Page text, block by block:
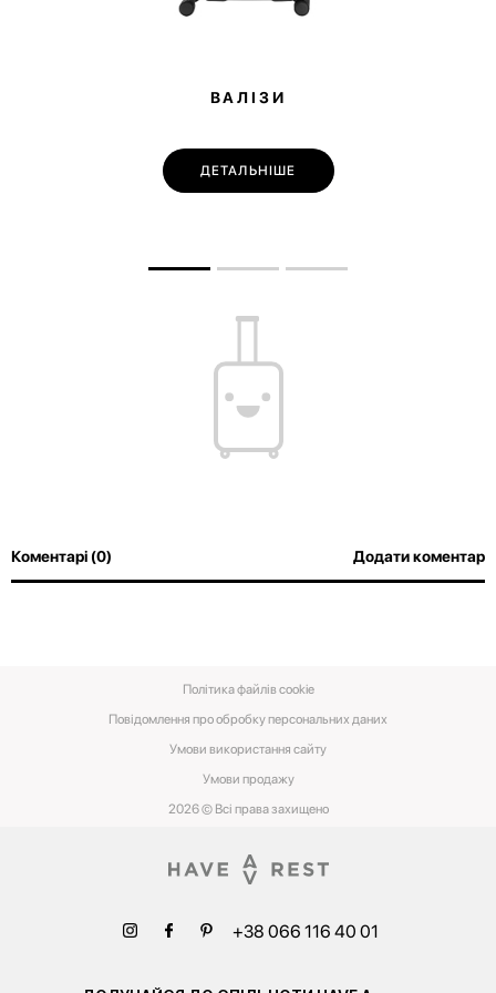
ВАЛІЗИ
ДЕТАЛЬНІШЕ
Коментарі (0) Додати коментар
2026 © Всі права захищено
Повідомлення про обробку персональних даних
Умови використання сайту
Умови‌ ‌продажу‌
Політика файлів cookie
+38 066 116 40 01